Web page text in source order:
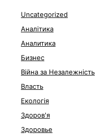
Uncategorized
Аналітика
Аналитика
Бизнес
Війна за Незалежність
Власть
Екологія
Здоров'я
Здоровье